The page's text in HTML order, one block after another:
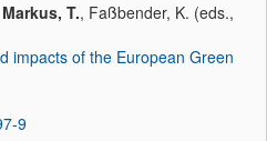
Markus, T., Faßbender, K. (eds.,
impacts of the European Green
9